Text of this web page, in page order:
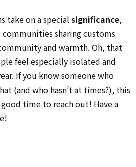
take on a special significance,
sharing customs
and warmth. Oh, that
feel especially isolated and
If you know someone who
(and who hasn’t at times?), this
time to reach out! Have a